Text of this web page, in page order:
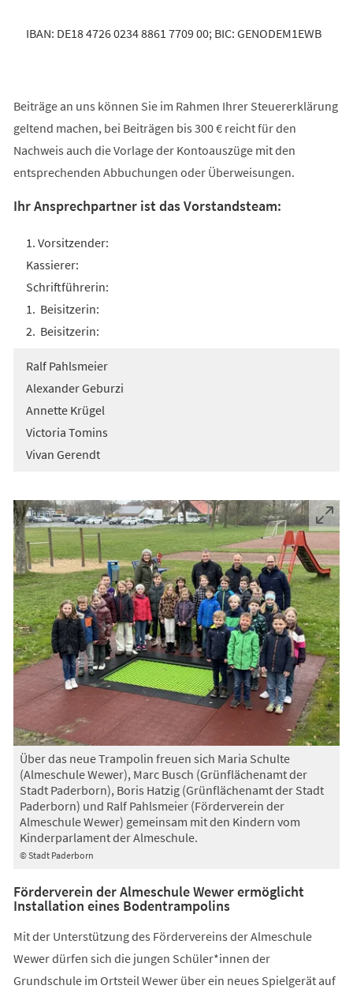
IBAN: DE18 4726 0234 8861 7709 00; BIC: GENODEM1EWB
Beiträge an uns können Sie im Rahmen Ihrer Steuererklärung
geltend machen, bei Beiträgen bis 300 € reicht für den
Nachweis auch die Vorlage der Kontoauszüge mit den
entsprechenden Abbuchungen oder Überweisungen.
Ihr Ansprechpartner ist das Vorstandsteam:
1. Vorsitzender:
Kassierer:
Schriftführerin:
1. Beisitzerin:
2. Beisitzerin:
Ralf Pahlsmeier
Alexander Geburzi
Annette Krügel
Victoria Tomins
Vivan Gerendt
© Stadt Paderborn
Über das neue Trampolin freuen sich Maria Schulte
(Almeschule Wewer), Marc Busch (Grünflächenamt der
Stadt Paderborn), Boris Hatzig (Grünflächenamt der Stadt
Paderborn) und Ralf Pahlsmeier (Förderverein der
Almeschule Wewer) gemeinsam mit den Kindern vom
Kinderparlament der Almeschule.
Förderverein der Almeschule Wewer ermöglicht
Installation eines Bodentrampolins
Mit der Unterstützung des Fördervereins der Almeschule
Wewer dürfen sich die jungen Schüler*innen der
Grundschule im Ortsteil Wewer über ein neues Spielgerät auf